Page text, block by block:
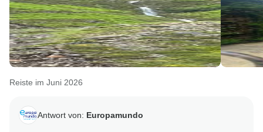
Reiste im Juni 2026
Antwort von: Europamundo